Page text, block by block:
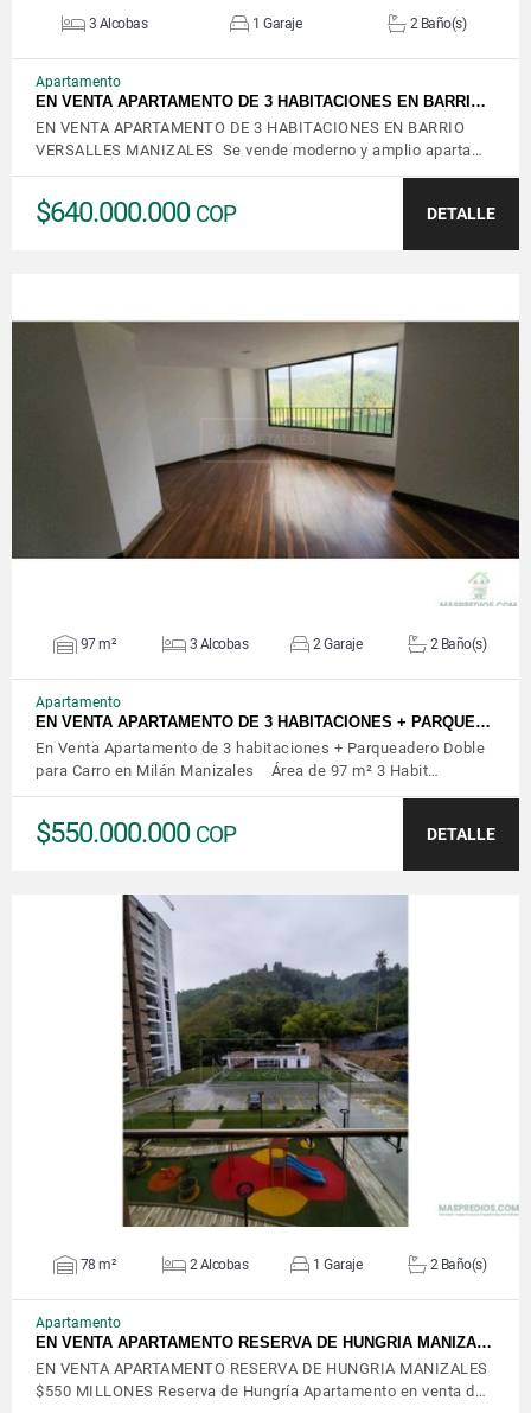
3 Alcobas 1 Garaje 2 Baño(s)
Apartamento
EN VENTA APARTAMENTO DE 3 HABITACIONES EN BARRI…
EN VENTA APARTAMENTO DE 3 HABITACIONES EN BARRIO
VERSALLES MANIZALES Se vende moderno y amplio aparta…
$640.000.000 COP DETALLE
VER DETALLES
97 m² 3 Alcobas 2 Garaje 2 Baño(s)
Apartamento
EN VENTA APARTAMENTO DE 3 HABITACIONES + PARQUE…
En Venta Apartamento de 3 habitaciones + Parqueadero Doble
para Carro en Milán Manizales Área de 97 m² 3 Habit…
$550.000.000 COP DETALLE
VER DETALLES
78 m² 2 Alcobas 1 Garaje 2 Baño(s)
Apartamento
EN VENTA APARTAMENTO RESERVA DE HUNGRIA MANIZA…
EN VENTA APARTAMENTO RESERVA DE HUNGRIA MANIZALES
$550 MILLONES Reserva de Hungría Apartamento en venta d…